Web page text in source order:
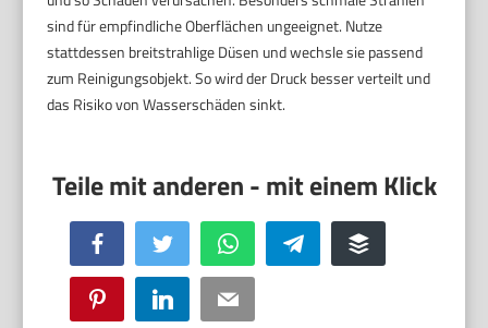
sind für empfindliche Oberflächen ungeeignet. Nutze
stattdessen breitstrahlige Düsen und wechsle sie passend
zum Reinigungsobjekt. So wird der Druck besser verteilt und
das Risiko von Wasserschäden sinkt.
Facebook Twitter WhatsApp Telegram Buffer
Pinterest LinkedIn Email